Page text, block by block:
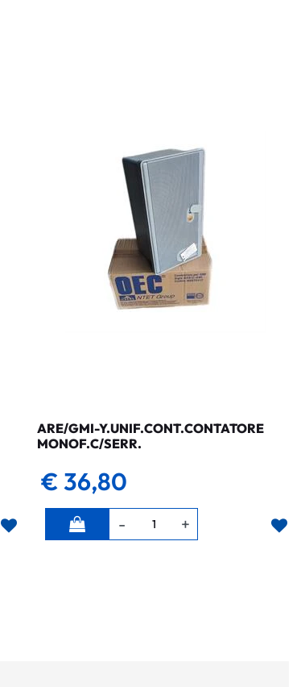
ARE/GMI-Y.UNIF.CONT.CONTATORE
MONOF.C/SERR.
€ 36,80
Quantità